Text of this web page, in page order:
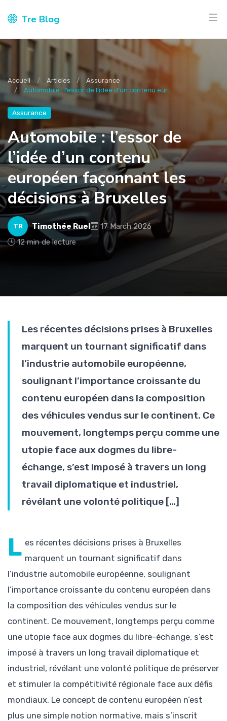
Tre Blog
Accueil Articles
Assurance
Automobile : l’essor de l’idée d’un contenu eur...
Assurance
Automobile : l’essor de
l’idée d’un contenu
européen façonnant les
décisions à Bruxelles
TR Timothée Ruel
17 March 2026
12 min de lecture
Les récentes décisions prises à Bruxelles
marquent un tournant significatif dans
l’industrie automobile européenne,
soulignant l’importance croissante du
contenu européen dans la composition
des véhicules vendus sur le continent. Ce
mouvement, longtemps perçu comme une
utopie face aux dogmes du libre-
échange, s’est imposé à travers un long
travail diplomatique et industriel,
révélant une volonté politique […]
L es récentes décisions prises à Bruxelles
marquent un tournant significatif dans
l’industrie automobile européenne, soulignant
l’importance croissante du contenu européen dans
la composition des véhicules vendus sur le
continent. Ce mouvement, longtemps perçu comme
une utopie face aux dogmes du libre-échange, s’est
imposé à travers un long travail diplomatique et
industriel, révélant une volonté politique de préserver
et stimuler la compétitivité régionale face aux défis
mondiaux. Le concept de contenu européen n’est
plus une simple notion normative, mais s’inscrit